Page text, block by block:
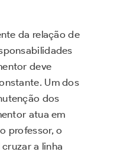
da relação de
deve
Um dos
dos
atua em
professor, o
a linha